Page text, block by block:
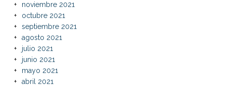
noviembre 2021
octubre 2021
septiembre 2021
agosto 2021
julio 2021
junio 2021
mayo 2021
abril 2021